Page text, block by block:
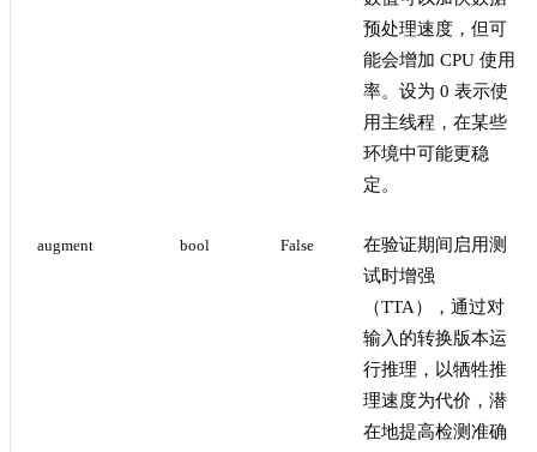
预处理速度，但可
能会增加 CPU 使用
率。设为 0 表示使
用主线程，在某些
环境中可能更稳
定。
augment bool False
在验证期间启用测
试时增强
（TTA），通过对
输入的转换版本运
行推理，以牺牲推
理速度为代价，潜
在地提高检测准确